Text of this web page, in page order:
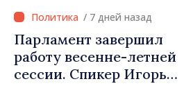
Молдова должна занять
своё место в Европейском
союзе»
/ 7 дней назад
Парламент завершил
работу весенне-летней
сессии. Спикер Игорь